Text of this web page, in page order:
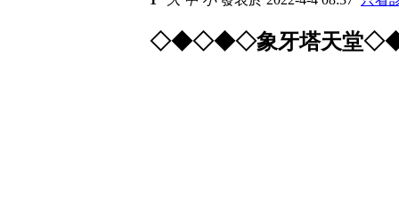
◇◆◇◆◇象牙塔天堂